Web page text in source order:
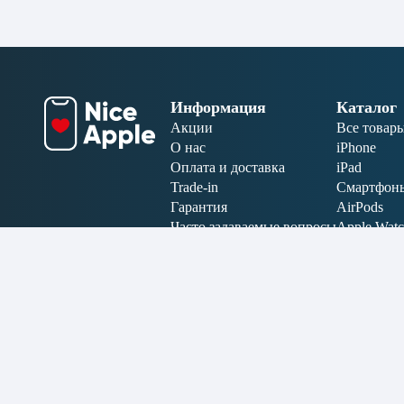
Информация
Акции
О нас
Оплата и доставка
Trade-in
Гарантия
Часто задаваемые вопросы
Каталог
Все
iPhone
iPad
AirPods
Apple